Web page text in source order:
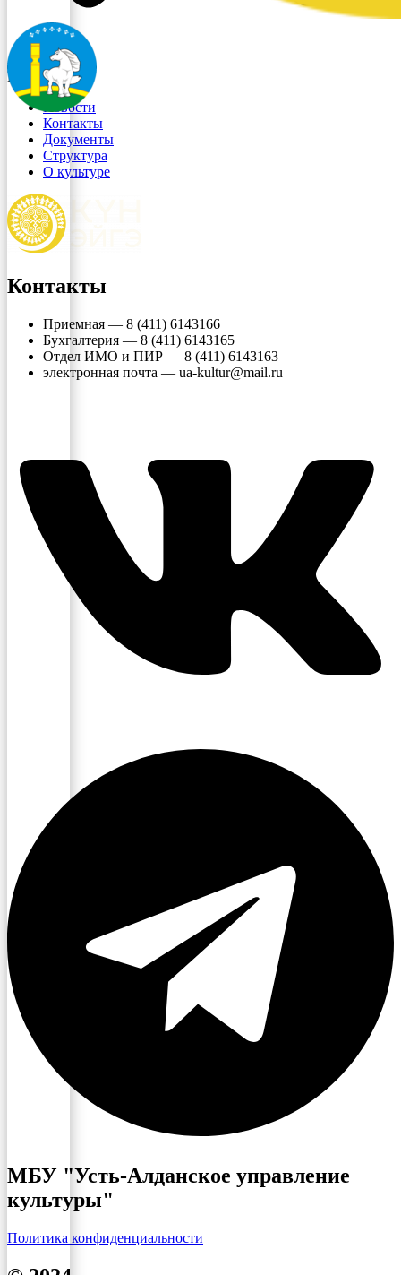
Menu
Новости
Контакты
Документы
Структура
О культуре
Контакты
Приемная — 8 (411) 6143166
Бухгалтерия — 8 (411) 6143165
Отдел ИМО и ПИР — 8 (411) 6143163
электронная почта — ua-kultur@mail.ru
МБУ "Усть-Алданское управление
культуры"
Политика конфиденциальности